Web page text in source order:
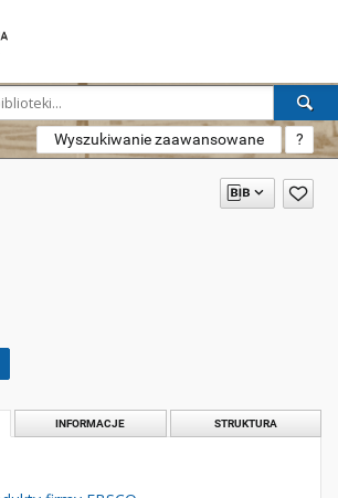
Wyszukiwanie zaawansowane ?
INFORMACJE STRUKTURA